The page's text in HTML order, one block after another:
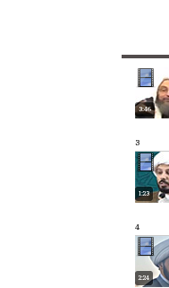
3:46
3
1:23
4
2:24